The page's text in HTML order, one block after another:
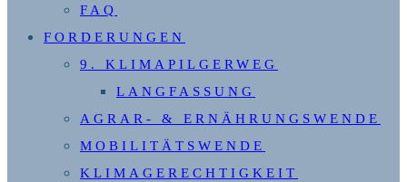
FAQ
FORDERUNGEN
9. KLIMAPILGERWEG
LANGFASSUNG
AGRAR- & ERNÄHRUNGSWENDE
MOBILITÄTSWENDE
KLIMAGERECHTIGKEIT